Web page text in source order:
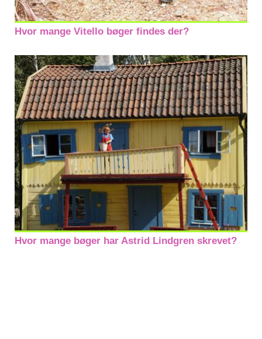
Hvor mange Vitello bøger findes der?
Hvor mange bøger har Astrid Lindgren skrevet?